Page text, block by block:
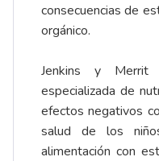
consecuencias de
orgánico.
Jenkins y
especializada de
efectos negativos
salud de los
alimentación con